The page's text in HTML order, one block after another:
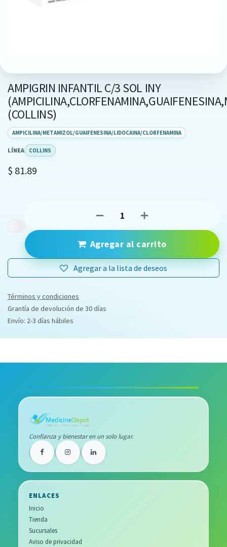
AMPIGRIN INFANTIL C/3 SOL INY
(COLLINS)
AMPICILINA/METAMIZOL/GUAIFENESINA/LIDOCAINA/CLORFENAMINA
LÍNEA COLLINS
$ 81.89
Agregar al carrito
Agregar a la lista de deseos
Términos y condiciones
Grantía de devolución de 30 días
Envío: 2-3 días hábiles
Confianza y bienestar en un solo lugar.
ENLACES
Inicio
Tienda
Sucursales
Aviso de privacidad